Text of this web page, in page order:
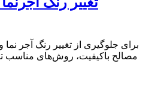
برای جلوگیری از تغییر رنگ آجر نما
مصالح باکیفیت، روش‌های مناسب